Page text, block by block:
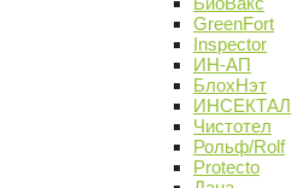
GreenFort
Inspector
ИН-АП
БлохНэт
ИНСЕКТАЛ
Чистотел
Рольф/Rolf
Protecto